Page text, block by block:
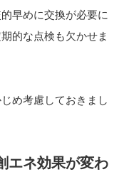
早めに交換が必要に
的な点検も欠かせま
め考慮しておきまし
エネ効果が変わ